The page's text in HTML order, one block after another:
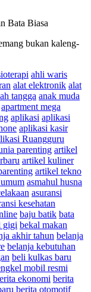
Bata Biasa
bukan kaleng-
ahli waris
alat elektronik alat
tangga anak muda
apartment mega
aplikasi aplikasi
aplikasi kasir
Ruangguru
parenting artikel
artikel kuliner
artikel tekno
asmahul husna
asuransi
kesehatan
baju batik bata
gigi bekal makan
akhir tahun belanja
belanja kebutuhan
beli kulkas baru
mobil resmi
ekonomi berita
berita otomotif